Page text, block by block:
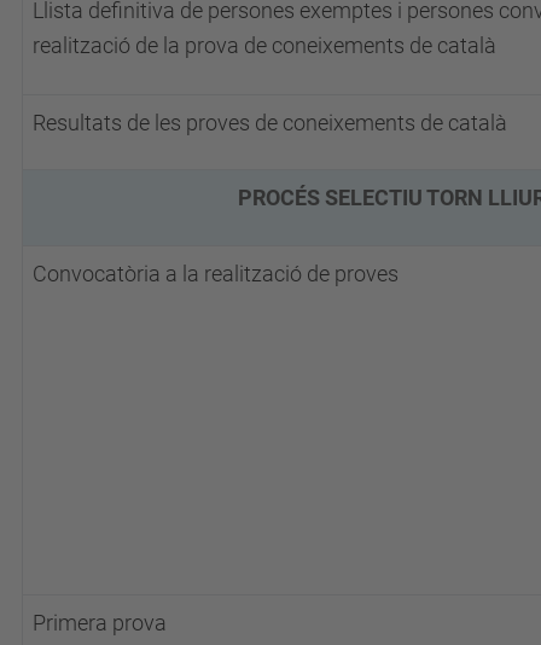
Llista definitiva de persones exemptes i persones
realització de la prova de coneixements de català
Resultats de les proves de coneixements de català
PROCÉS SELECTIU TORN
Convocatòria a la realització de proves
Primera prova